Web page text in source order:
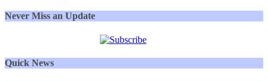
Never Miss an Update
Quick News